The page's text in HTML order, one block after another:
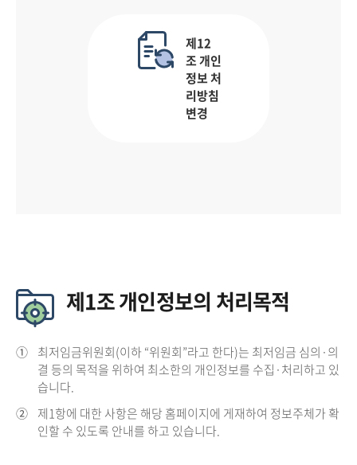
제12
조 개인
정보 처
리방침
변경
제1조 개인정보의 처리목적
① 최저임금위원회(이하 “위원회”라고 한다)는 최저임금 심의·의
결 등의 목적을 위하여 최소한의 개인정보를 수집·처리하고 있
습니다.
② 제1항에 대한 사항은 해당 홈페이지에 게재하여 정보주체가 확
인할 수 있도록 안내를 하고 있습니다.